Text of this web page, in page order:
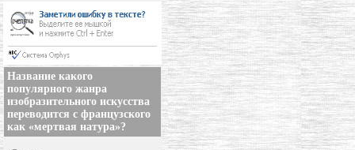
Название какого
популярного жанра
изобразительного искусства
переводится с французского
как «мертвая натура»?